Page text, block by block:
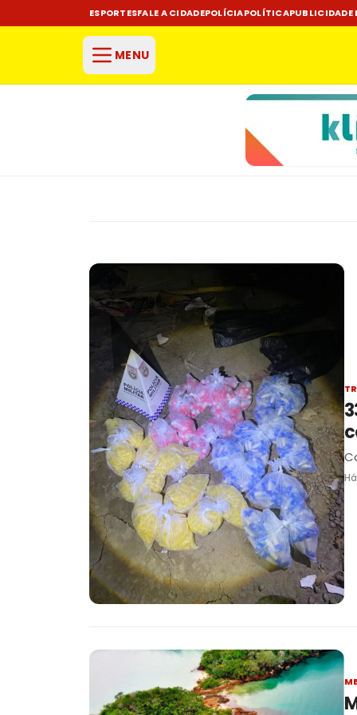
ESPORTESFALE A CIDADEPOLÍCIAPOLÍTICAPUBLICIDADE
MENU